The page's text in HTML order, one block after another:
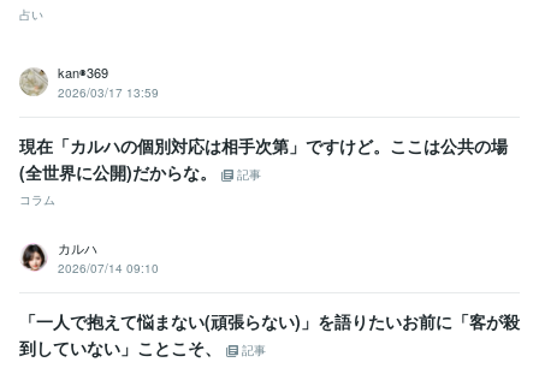
占い
kan◉369
2026/03/17 13:59
現在「カルハの個別対応は相手次第」ですけど。ここは公共の場
(全世界に公開)だからな。
記事
コラム
カルハ
2026/07/14 09:10
「一人で抱えて悩まない(頑張らない)」を語りたいお前に「客が殺
到していない」ことこそ、
記事